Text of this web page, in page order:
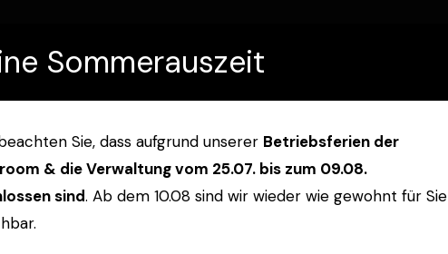
HOME
LIVING NACH
Sommerauszeit
Sie, dass aufgrund unserer Betriebsferien der
& die Verwaltung vom 25.07. bis zum 09.08.
sind. Ab dem 10.08 sind wir wieder wie gewohnt für Sie